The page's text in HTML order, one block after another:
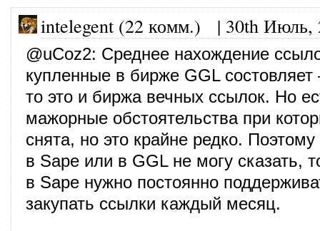
intelegent (22 комм.) | 30th Июль,
@uCoz2: Среднее нахождение
купленные в бирже GGL
то это и биржа вечных ссылок. Но
мажорные обстоятельства при
снята, но это крайне редко.
в Sape или в GGL не могу сказать,
в Sape нужно постоянно
закупать ссылки каждый месяц.